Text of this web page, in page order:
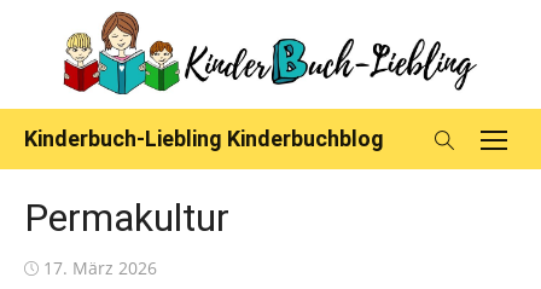
content
Kinderbuch-Liebling Kinderbuchblog
Permakultur
Posted
17. März 2026